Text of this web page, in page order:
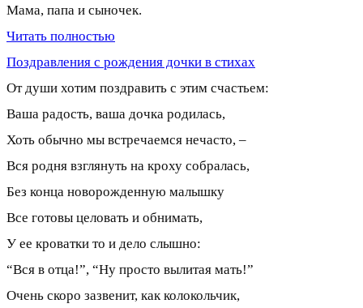
Мама, папа и сыночек.
Читать полностью
Поздравления с рождения дочки в стихах
От души хотим поздравить с этим счастьем:
Ваша радость, ваша дочка родилась,
Хоть обычно мы встречаемся нечасто, –
Вся родня взглянуть на кроху собралась,
Без конца новорожденную малышку
Все готовы целовать и обнимать,
У ее кроватки то и дело слышно:
“Вся в отца!”, “Ну просто вылитая мать!”
Очень скоро зазвенит, как колокольчик,